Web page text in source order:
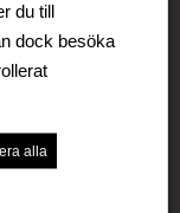
Division.
du till
dock besöka
alla